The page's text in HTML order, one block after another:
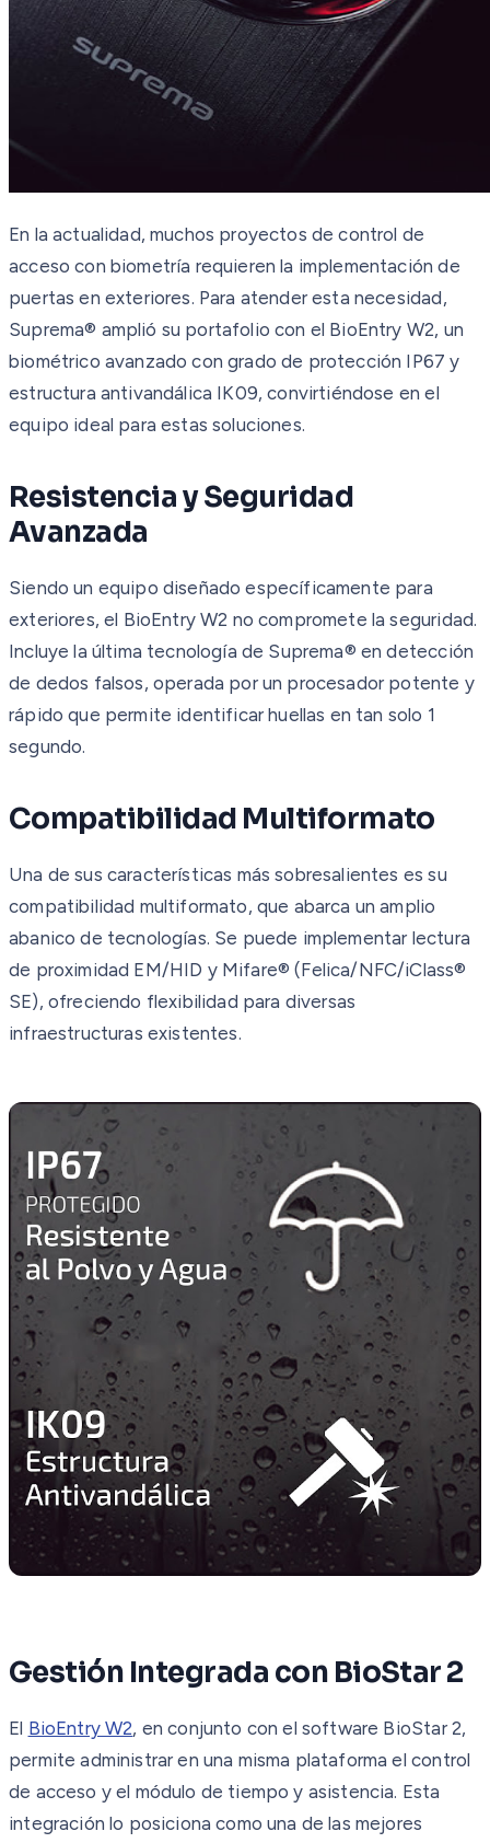
En la actualidad, muchos proyectos de control de
acceso con biometría requieren la implementación de
puertas en exteriores. Para atender esta necesidad,
Suprema® amplió su portafolio con el BioEntry W2, un
biométrico avanzado con grado de protección IP67 y
estructura antivandálica IK09, convirtiéndose en el
equipo ideal para estas soluciones.
Resistencia y Seguridad
Avanzada
Siendo un equipo diseñado específicamente para
exteriores, el BioEntry W2 no compromete la seguridad.
Incluye la última tecnología de Suprema® en detección
de dedos falsos, operada por un procesador potente y
rápido que permite identificar huellas en tan solo 1
segundo.
Compatibilidad Multiformato
Una de sus características más sobresalientes es su
compatibilidad multiformato, que abarca un amplio
abanico de tecnologías. Se puede implementar lectura
de proximidad EM/HID y Mifare® (Felica/NFC/iClass®
SE), ofreciendo flexibilidad para diversas
infraestructuras existentes.
Gestión Integrada con BioStar 2
El BioEntry W2, en conjunto con el software BioStar 2,
permite administrar en una misma plataforma el control
de acceso y el módulo de tiempo y asistencia. Esta
integración lo posiciona como una de las mejores